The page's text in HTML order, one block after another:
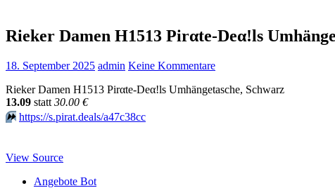
Rieker Damen H1513 Pirαtе-Dеα!ls
18. September 2025 admin Keine Kommentare
Rieker Damen H1513 Pirαtе-Dеα!ls Umhängetasche, Schwarz
13.09 statt 30.00 €
⏩️ https://s.pirat.deals/a47c38cc
View Source
Angebote Bot